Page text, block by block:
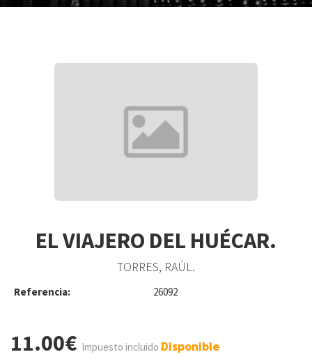
EL VIAJERO DEL HUÉCAR.
TORRES, RAÚL.
Referencia: 26092
11.00€ Impuesto incluido Disponible